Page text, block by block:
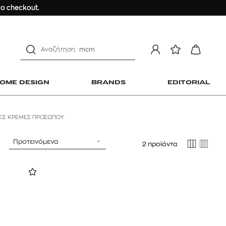
checkout.
DESIGN BRANDS EDITORIAL
mcm
γυναικεία αρώματα
μαγιό
αντηλιακό προσώπου
ΚΡΈΜΕΣ ΠΡΟΣΏΠΟΥ
Προτεινόμενα 2 προϊόντα